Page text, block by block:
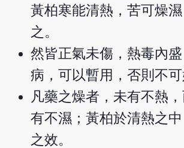
黃柏寒能清熱，苦可燥
之。
然皆正氣未傷，熱毒內
病，可以暫用，否則不可
凡藥之燥者，未有不熱
有不濕；黃柏於清熱之
之效。